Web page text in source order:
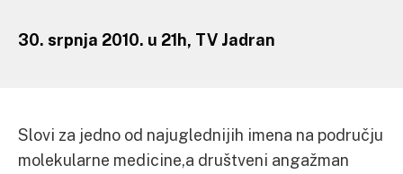
30. srpnja 2010. u 21h, TV Jadran
Slovi za jedno od najuglednijih imena na području
molekularne medicine,a društveni angažman